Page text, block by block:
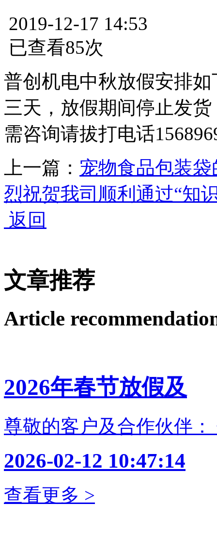
2019-12-17 14:53
已查看85次
普创机电中秋放假安排
三天，放假期间停止发
需咨询请拔打电话
上一篇： 宠物食品包装
烈祝贺我司顺利通过“知
返回
文章推荐
Article
2026年春节放假及
尊敬的客户及合作伙伴：
2026-02-12 10:47:14
查看更多 >